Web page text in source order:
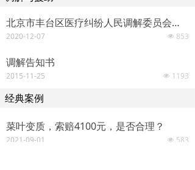
北京市丰台区医疗纠纷人民调解委员会荣获突出集体
넶 853
2020-12-07
调解告知书
넶 1193
2015-11-25
经典案例
菜叶变质，索赔4100元，是否合理？
넶 583
2021-09-01